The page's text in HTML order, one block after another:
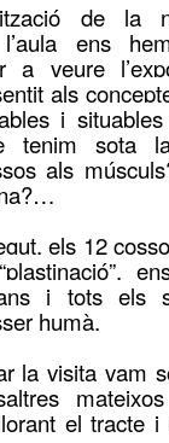
de la
ens
a veure
als
i
tenim sota
als
els 12
i tots els
humà.
la visita vam
el tracte